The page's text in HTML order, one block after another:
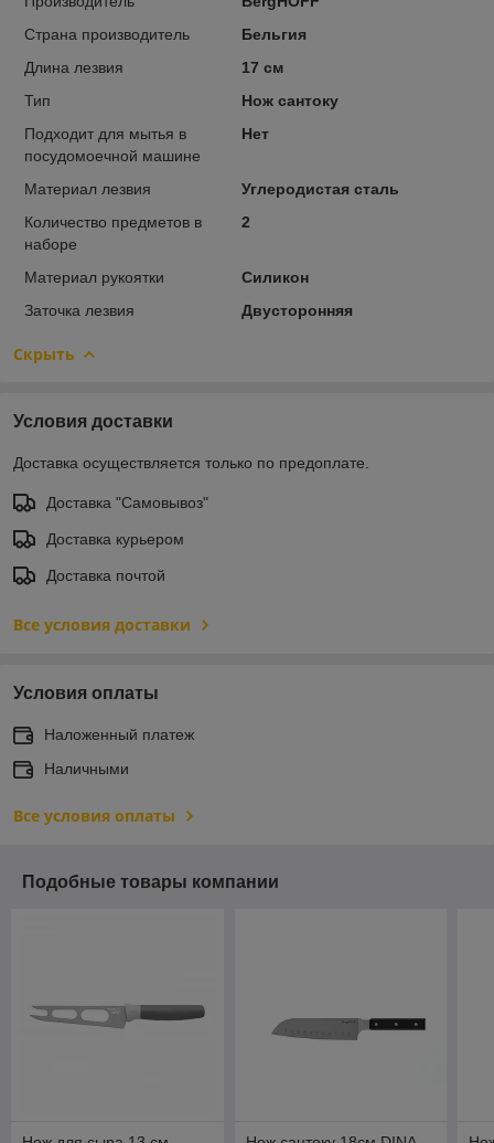
Страна производитель
Бельгия
Длина лезвия
17 см
Тип
Нож сантоку
Подходит для мытья в
посудомоечной машине
Нет
Материал лезвия
Углеродистая сталь
Количество предметов в
наборе
2
Материал рукоятки
Силикон
Заточка лезвия
Двусторонняя
Скрыть
Условия доставки
Доставка осуществляется только по предоплате.
Доставка "Самовывоз"
Доставка курьером
Доставка почтой
Все условия доставки
Условия оплаты
Наложенный платеж
Наличными
Все условия оплаты
Подобные товары компании